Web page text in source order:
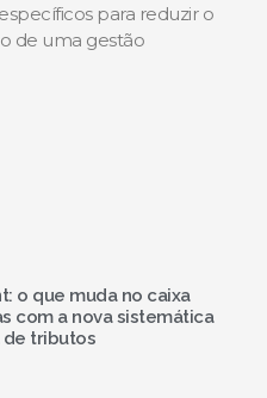
para reduzir o
de uma gestão
o que muda no caixa
com a nova sistemática
de tributos